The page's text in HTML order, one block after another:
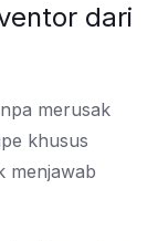
dari
merusak
khusus
menjawab